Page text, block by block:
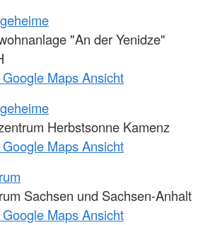
"An der Yenidze"
Maps Ansicht
Herbstsonne Kamenz
Maps Ansicht
Sachsen und Sachsen-Anhalt
Maps Ansicht